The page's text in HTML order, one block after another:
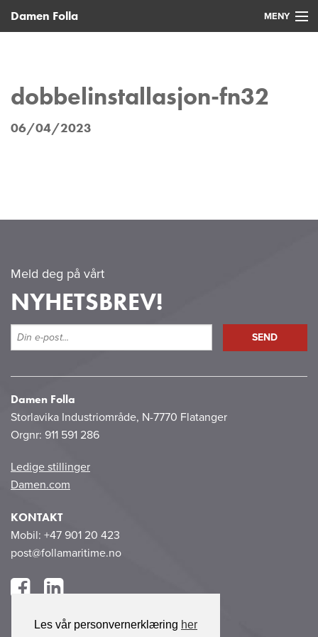
Les vår personvernerklæring her
Damen Folla MENY
dobbelinstallasjon-fn32
06/04/2023
Meld deg på vårt
NYHETSBREV!
Damen Folla
Storlavika Industriområde, N-7770 Flatanger
Orgnr: 911 591 286
Ledige stillinger
Damen.com
KONTAKT
Mobil: +47 901 20 423
post@follamaritime.no